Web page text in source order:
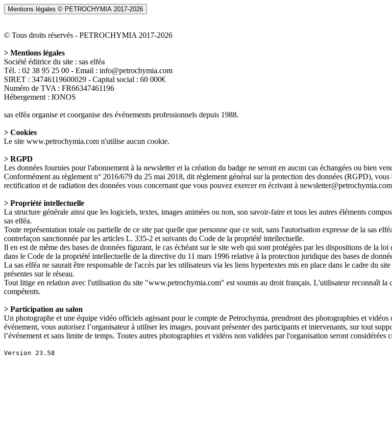
Mentions légales © PETROCHYMIA 2017-2026
© Tous droits réservés - PETROCHYMIA 2017-2026
> Mentions légales
Société éditrice du site : sas elféa
Tél. : 02 38 95 25 00 - Email : info@petrochymia.com
SIRET : 34746119600029 - Capital social : 60 000€
Numéro de TVA : FR66347461196
Hébergement : IONOS
sas elféa organise et coorganise des événements professionnels depuis 1988.
> Cookies
Le site www.petrochymia.com n'utilise aucun cookie.
> RGPD
Les données fournies pour l'abonnement à la newsletter et la création du badge ne seront en aucun cas échangées ou bien
Conformément au règlement n° 2016/679 du 25 mai 2018, dit règlement général sur la protection des données (RGPD),
rectification et de radiation des données vous concernant que vous pouvez exercer en écrivant à
> Propriété intellectuelle
La structure générale ainsi que les logiciels, textes, images animées ou non, son savoir-faire et tous les autres éléments
sas elféa.
Toute représentation totale ou partielle de ce site par quelle que personne que ce soit, sans l'autorisation expresse de la sas
contrefaçon sanctionnée par les articles L. 335-2 et suivants du Code de la propriété intellectuelle.
Il en est de même des bases de données figurant, le cas échéant sur le site web qui sont protégées par les dispositions de la
dans le Code de la propriété intellectuelle de la directive du 11 mars 1996 relative à la protection juridique des bases de
La sas elféa ne saurait être responsable de l'accès par les utilisateurs via les liens hypertextes mis en place dans le cadre du
présentes sur le réseau.
Tout litige en relation avec l'utilisation du site "www.petrochymia.com" est soumis au droit français. L'utilisateur reconnaît la
compétents.
> Participation au salon
Un photographe et une équipe vidéo officiels agissant pour le compte de Petrochymia, prendront des photographies et vidéos
événement, vous autorisez l’organisateur à utiliser les images, pouvant présenter des participants et intervenants, sur tout
l’événement et sans limite de temps. Toutes autres photographies et vidéos non validées par l'organisation seront considérées
Version 23.58